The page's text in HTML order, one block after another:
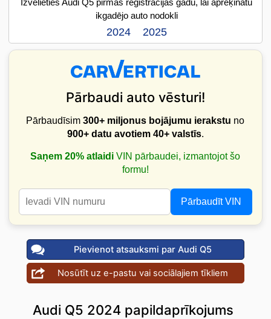
Izvēlieties Audi Q5 pirmās reģistrācijas gadu, lai aprēķinātu
ikgadējo auto nodokli
2024 2025
Pārbaudi auto vēsturi!
Pārbaudīsim300+ miljonus bojājumu ierakstu no
900+ datu avotiem 40+ valstīs.
Saņem 20% atlaidi VIN pārbaudei, izmantojot šo
formu!
Pārbaudīt VIN
Pievienot atsauksmi par Audi Q5
Nosūtīt uz e-pastu vai sociālajiem tīkliem
Audi Q5 2024 papildaprīkojums